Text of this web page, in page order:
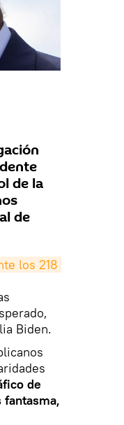
de la
de
los 218
Biden.
de